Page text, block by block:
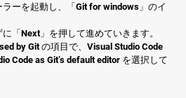
ーを起動し、「Git for windows」のイ
「Next」を押して進めていきます。
by Git の項目で、Visual Studio Code
Code as Git’s default editor を選択して